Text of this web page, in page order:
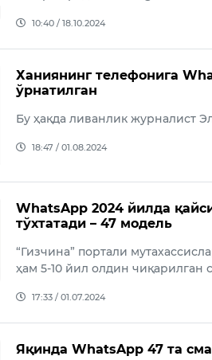
10:40 / 18.10.2024
Ханиянинг телефонига
ўрнатилган
Бу ҳақда ливанлик журналист
18:47 / 01.08.2024
WhatsApp 2024 йилда
тўхтатади – 47 модель
“Гизчина” портали
ҳам 5-10 йил олдин чиқарилган
17:33 / 01.07.2024
Яқинда WhatsApp 47 та